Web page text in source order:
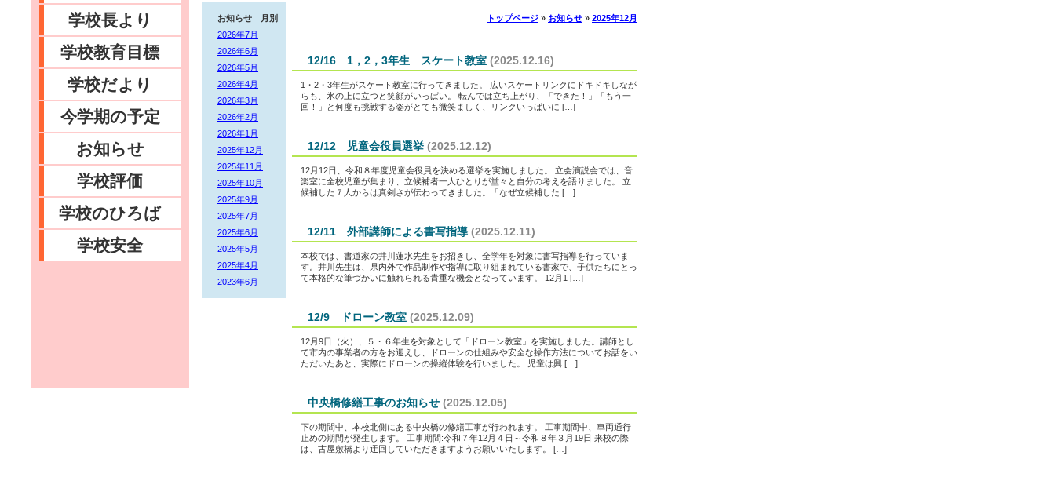
学校長より
学校教育目標
学校だより
今学期の予定
お知らせ
学校評価
学校のひろば
学校安全
お知らせ 月別
2026年7月
2026年6月
2026年5月
2026年4月
2026年3月
2026年2月
2026年1月
2025年12月
2025年11月
2025年10月
2025年9月
2025年7月
2025年6月
2025年5月
2025年4月
2023年6月
トップページ » お知らせ » 2025年12月
12/16 1，2，3年生 スケート教室 (2025.12.16)
1・2・3年生がスケート教室に行ってきました。 広いスケートリンクにドキドキしなが
らも、氷の上に立つと笑顔がいっぱい。 転んでは立ち上がり、「できた！」「もう一
回！」と何度も挑戦する姿がとても微笑ましく、リンクいっぱいに […]
12/12 児童会役員選挙 (2025.12.12)
12月12日、令和８年度児童会役員を決める選挙を実施しました。 立会演説会では、音
楽室に全校児童が集まり、立候補者一人ひとりが堂々と自分の考えを語りました。 立
候補した７人からは真剣さが伝わってきました。「なぜ立候補した […]
12/11 外部講師による書写指導 (2025.12.11)
本校では、書道家の井川蓮水先生をお招きし、全学年を対象に書写指導を行っていま
す。井川先生は、県内外で作品制作や指導に取り組まれている書家で、子供たちにとっ
て本格的な筆づかいに触れられる貴重な機会となっています。 12月1 […]
12/9 ドローン教室 (2025.12.09)
12月9日（火）、５・６年生を対象として「ドローン教室」を実施しました。講師とし
て市内の事業者の方をお迎えし、ドローンの仕組みや安全な操作方法についてお話をい
ただいたあと、実際にドローンの操縦体験を行いました。 児童は興 […]
中央橋修繕工事のお知らせ (2025.12.05)
下の期間中、本校北側にある中央橋の修繕工事が行われます。 工事期間中、車両通行
止めの期間が発生します。 工事期間:令和７年12月４日～令和８年３月19日 来校の際
は、古屋敷橋より迂回していただきますようお願いいたします。 […]